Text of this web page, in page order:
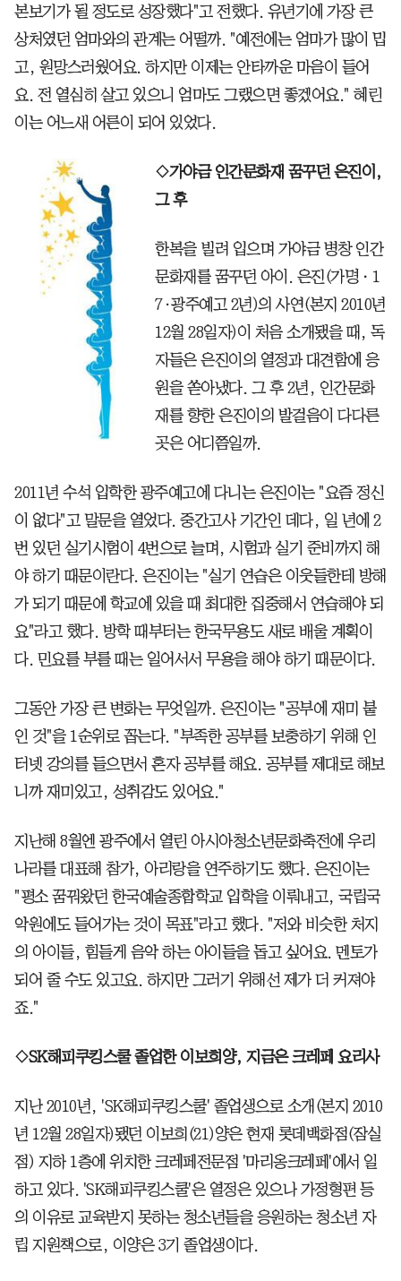
본보기가 될 정도로 성장했다"고 전했다. 유년기에 가장 큰
상처였던 엄마와의 관계는 어떨까. "예전에는 엄마가 많이 밉
고, 원망스러웠어요. 하지만 이제는 안타까운 마음이 들어
요. 전 열심히 살고 있으니 엄마도 그랬으면 좋겠어요." 혜린
이는 어느새 어른이 되어 있었다.
◇가야금 인간문화재 꿈꾸던 은진이,
그 후
한복을 빌려 입으며 가야금 병창 인간
문화재를 꿈꾸던 아이. 은진(가명ㆍ1
7·광주예고 2년)의 사연(본지 2010년
12월 28일자)이 처음 소개됐을 때, 독
자들은 은진이의 열정과 대견함에 응
원을 쏟아냈다. 그 후 2년, 인간문화
재를 향한 은진이의 발걸음이 다다른
곳은 어디쯤일까.
2011년 수석 입학한 광주예고에 다니는 은진이는 "요즘 정신
이 없다"고 말문을 열었다. 중간고사 기간인 데다, 일 년에 2
번 있던 실기시험이 4번으로 늘며, 시험과 실기 준비까지 해
야 하기 때문이란다. 은진이는 "실기 연습은 이웃들한테 방해
가 되기 때문에 학교에 있을 때 최대한 집중해서 연습해야 되
요"라고 했다. 방학 때부터는 한국무용도 새로 배울 계획이
다. 민요를 부를 때는 일어서서 무용을 해야 하기 때문이다.
그동안 가장 큰 변화는 무엇일까. 은진이는 "공부에 재미 붙
인 것"을 1순위로 꼽는다. "부족한 공부를 보충하기 위해 인
터넷 강의를 들으면서 혼자 공부를 해요. 공부를 제대로 해보
니까 재미있고, 성취감도 있어요."
지난해 8월엔 광주에서 열린 아시아청소년문화축전에 우리
나라를 대표해 참가, 아리랑을 연주하기도 했다. 은진이는
"평소 꿈꿔왔던 한국예술종합학교 입학을 이뤄내고, 국립국
악원에도 들어가는 것이 목표"라고 했다. "저와 비슷한 처지
의 아이들, 힘들게 음악 하는 아이들을 돕고 싶어요. 멘토가
되어 줄 수도 있고요. 하지만 그러기 위해선 제가 더 커져야
죠."
◇SK해피쿠킹스쿨 졸업한 이보희양, 지금은 크레페 요리사
지난 2010년, 'SK해피쿠킹스쿨' 졸업생으로 소개(본지 2010
년 12월 28일자)됐던 이보희(21)양은 현재 롯데백화점(잠실
점) 지하 1층에 위치한 크레페전문점 '마리옹크레페'에서 일
하고 있다. 'SK해피쿠킹스쿨'은 열정은 있으나 가정형편 등
의 이유로 교육받지 못하는 청소년들을 응원하는 청소년 자
립 지원책으로, 이양은 3기 졸업생이다.